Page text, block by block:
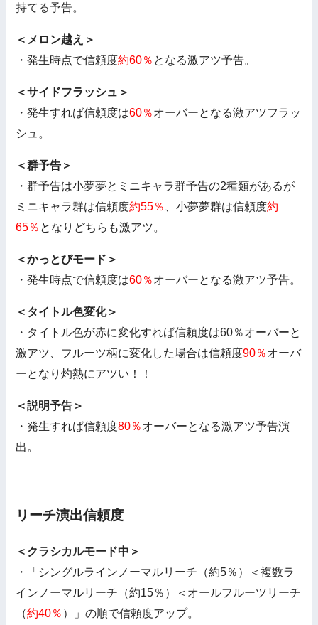
持てる予告。
＜メロン越え＞
・発生時点で信頼度約60％ となる激アツ予告。
＜サイドフラッシュ＞
・発生すれば信頼度は60％オーバーとなる激アツフラッ
シュ。
＜群予告＞
・群予告は小夢夢とミニキャラ群予告の2種類があるが
ミニキャラ群は信頼度約55％ 、小夢夢群は信頼度約
65％ となりどちらも激アツ。
＜かっとびモード＞
・発生時点で信頼度は60％オーバーとなる激アツ予告。
＜タイトル色変化＞
・タイトル色が赤に変化すれば信頼度は60％オーバーと
激アツ、フルーツ柄に変化した場合は信頼度90％オーバ
ーとなり灼熱にアツい！！
＜説明予告＞
・発生すれば信頼度80％オーバーとなる激アツ予告演
出。
リーチ演出信頼度
＜クラシカルモード中＞
・「シングルラインノーマルリーチ（約5％）＜複数ラ
インノーマルリーチ（約15％）＜オールフルーツリーチ
（約40％ ）」の順で信頼度アップ。